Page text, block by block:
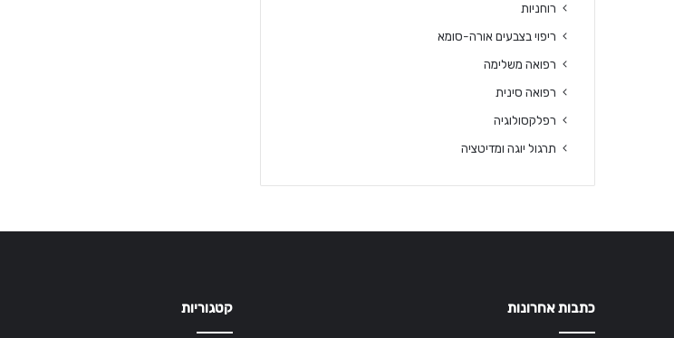
רוחניות
ריפוי בצבעים אורה-סומא
רפואה משלימה
רפואה סינית
רפלקסולוגיה
תרגול יוגה ומדיטציה
כתבות אחרונות קטגוריות